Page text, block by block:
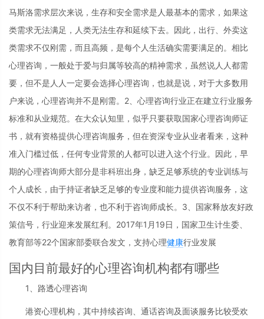
马斯洛需求层次来说，生存和安全需求是人最基本的需求，如果这
类需求无法满足，人类无法生存和延续下去。因此，出行、外卖这
类需求不仅刚需，而且高频，是每个人生活确实需要满足的。相比
心理咨询，一般处于爱与归属等较高的精神需求，虽然说人人都需
要，但不是人人一定要会选择心理咨询，也就是说，对于大多数用
户来说，心理咨询并不是刚需。2、心理咨询行业正在建立行业服务
标准和从业规范。在大众认知里，似乎只要获取国家心理咨询师证
书，就有资格提供心理咨询服务，但在资深专业从业者看来，这种
准入门槛过低，任何专业背景的人都可以进入这个行业。因此，早
期的心理咨询师大部分是非科班出身，缺乏足够系统的专业训练与
个人成长，由于持证者缺乏足够的专业度和能力提供咨询服务，这
不仅不利于帮助来访者，也不利于咨询师成长。3、国家释放友好政
策信号，行业迎来发展红利。2017年1月19日，国家卫生计生委、
教育部等22个国家部委联合发文，支持心理健康行业发展
国内目前最好的心理咨询机构都有哪些
1、路透心理咨询
港资心理机构，其中持续咨询、通话咨询及面谈服务比较受欢